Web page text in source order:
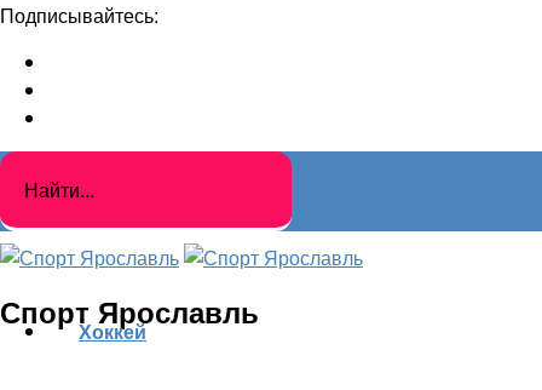
Подписывайтесь:
Спорт Ярославль
Хоккей